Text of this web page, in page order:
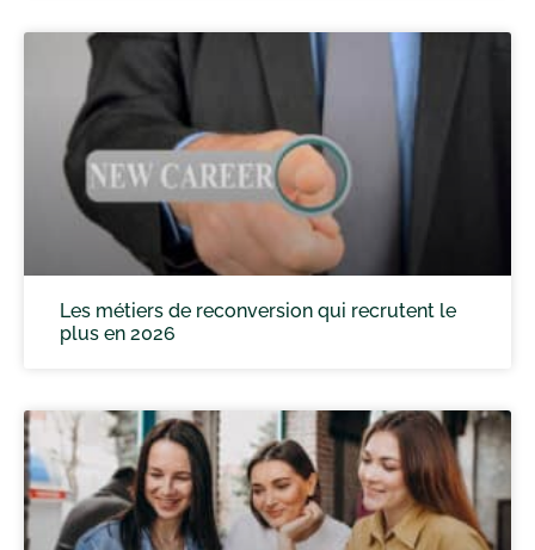
Les métiers de reconversion qui recrutent le
plus en 2026